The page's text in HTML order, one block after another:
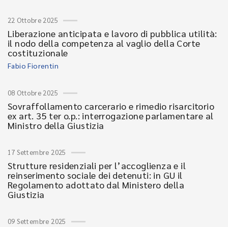
22 Ottobre 2025
Liberazione anticipata e lavoro di pubblica utilità:
il nodo della competenza al vaglio della Corte
costituzionale
Fabio Fiorentin
08 Ottobre 2025
Sovraffollamento carcerario e rimedio risarcitorio
ex art. 35 ter o.p.: interrogazione parlamentare al
Ministro della Giustizia
17 Settembre 2025
Strutture residenziali per l’accoglienza e il
reinserimento sociale dei detenuti: in GU il
Regolamento adottato dal Ministero della
Giustizia
09 Settembre 2025